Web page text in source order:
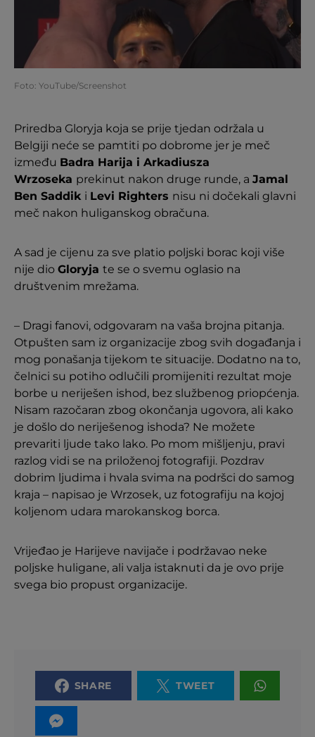
Foto: YouTube/Screenshot
Priredba Gloryja koja se prije tjedan održala u
Belgiji neće se pamtiti po dobrome jer je meč
između Badra Harija i Arkadiusza
Wrzoseka prekinut nakon druge runde, a Jamal
Ben Saddik i Levi Righters nisu ni dočekali glavni
meč nakon huliganskog obračuna.
A sad je cijenu za sve platio poljski borac koji više
nije dio Gloryja te se o svemu oglasio na
društvenim mrežama.
– Dragi fanovi, odgovaram na vaša brojna pitanja.
Otpušten sam iz organizacije zbog svih događanja i
mog ponašanja tijekom te situacije. Dodatno na to,
čelnici su potiho odlučili promijeniti rezultat moje
borbe u neriješen ishod, bez službenog priopćenja.
Nisam razočaran zbog okončanja ugovora, ali kako
je došlo do neriješenog ishoda? Ne možete
prevariti ljude tako lako. Po mom mišljenju, pravi
razlog vidi se na priloženoj fotografiji. Pozdrav
dobrim ljudima i hvala svima na podršci do samog
kraja – napisao je Wrzosek, uz fotografiju na kojoj
koljenom udara marokanskog borca.
Vrijeđao je Harijeve navijače i podržavao neke
poljske huligane, ali valja istaknuti da je ovo prije
svega bio propust organizacije.
SHARE TWEET